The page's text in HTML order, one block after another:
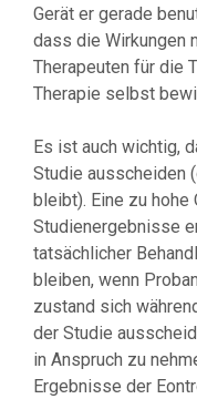
Gerät er gerade
dass die Wirkungen
Therapeuten für die
Therapie selbst
Es ist auch wichtig,
Studie ausscheiden
bleibt). Eine zu hohe
Studienergebnisse
tatsächlicher
bleiben, wenn
zustand sich
der Studie
in Anspruch zu
Ergebnisse der